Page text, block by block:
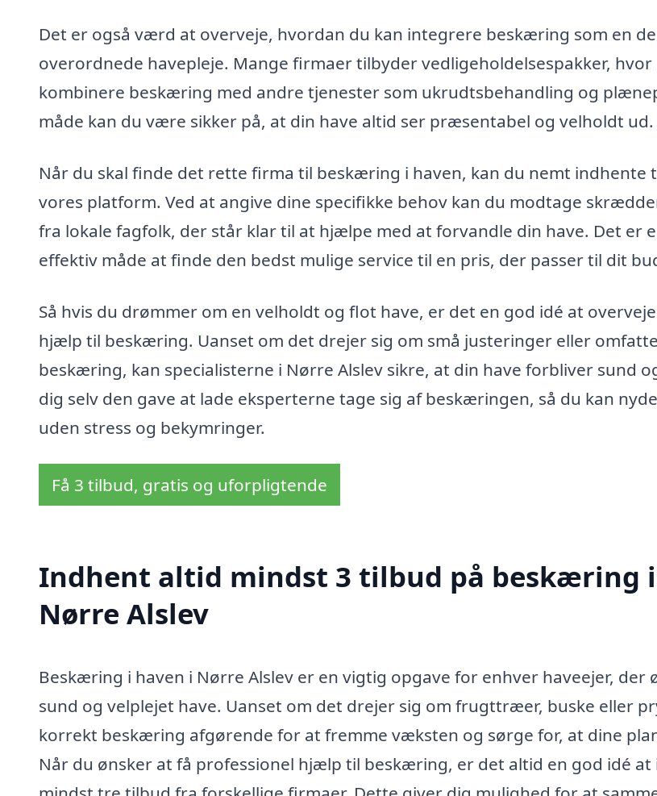
Det er også værd at overveje, hvordan du kan integrere beskæring som en
overordnede havepleje. Mange firmaer tilbyder vedligeholdelsespakker, hvor
kombinere beskæring med andre tjenester som ukrudtsbehandling og
måde kan du være sikker på, at din have altid ser præsentabel og velholdt ud.
Når du skal finde det rette firma til beskæring i haven, kan du nemt indhente
vores platform. Ved at angive dine specifikke behov kan du modtage
fra lokale fagfolk, der står klar til at hjælpe med at forvandle din have. Det er
effektiv måde at finde den bedst mulige service til en pris, der passer til dit
Så hvis du drømmer om en velholdt og flot have, er det en god idé at
hjælp til beskæring. Uanset om det drejer sig om små justeringer eller
beskæring, kan specialisterne i Nørre Alslev sikre, at din have forbliver sund
dig selv den gave at lade eksperterne tage sig af beskæringen, så du kan
uden stress og bekymringer.
Få 3 tilbud, gratis og uforpligtende
Indhent altid mindst 3 tilbud på beskæring
Nørre Alslev
Beskæring i haven i Nørre Alslev er en vigtig opgave for enhver haveejer, der
sund og velplejet have. Uanset om det drejer sig om frugttræer, buske eller
korrekt beskæring afgørende for at fremme væksten og sørge for, at dine
Når du ønsker at få professionel hjælp til beskæring, er det altid en god idé at